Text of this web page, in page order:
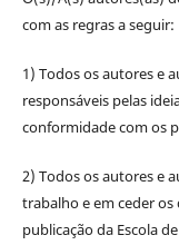
com as regras a seguir:
1) Todos os autores e
responsáveis pelas
conformidade com os
2) Todos os autores e
trabalho e em ceder
publicação da Escola